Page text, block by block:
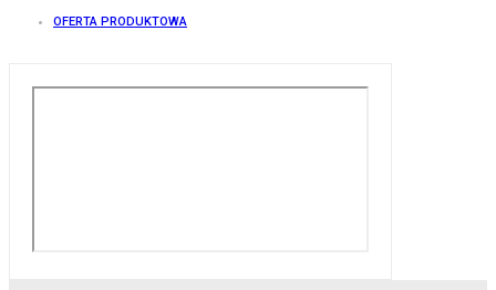
OFERTA PRODUKTOWA